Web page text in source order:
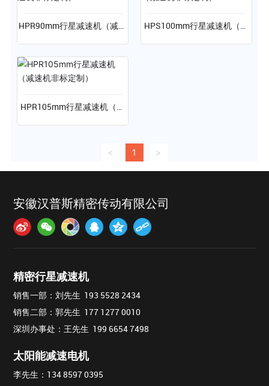
HPR90mm行星减速机（减速
HPS100mm行星减速机（减
HPR105mm行星减速机（减
< 1 >
安徽汉普斯精密传动有限公司
精密行星减速机
销售一部：刘先生 193 5528 2434
销售二部：郭先生 177 1277 0010
深圳办事处：王先生 199 6654 7498
太阳能减速电机
李先生： 134 8597 0395